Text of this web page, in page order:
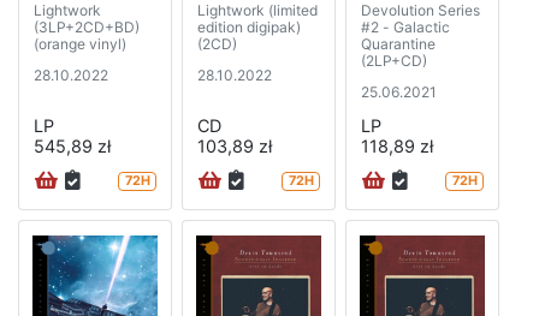
Lightwork
(3LP+2CD+BD)
(orange vinyl)
28.10.2022
LP
545,89 zł
72H
Lightwork (limited
edition digipak)
(2CD)
28.10.2022
CD
103,89 zł
72H
Devolution Series
#2 - Galactic
Quarantine
(2LP+CD)
25.06.2021
LP
118,89 zł
72H